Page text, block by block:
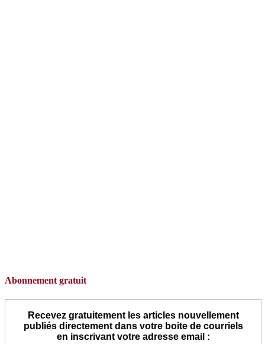
Abonnement gratuit
Recevez gratuitement les articles nouvellement
publiés directement dans votre boite de courriels
en inscrivant votre adresse email :